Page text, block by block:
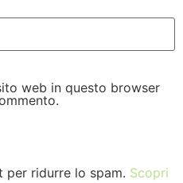
web in questo browser
per ridurre lo spam. Scopri